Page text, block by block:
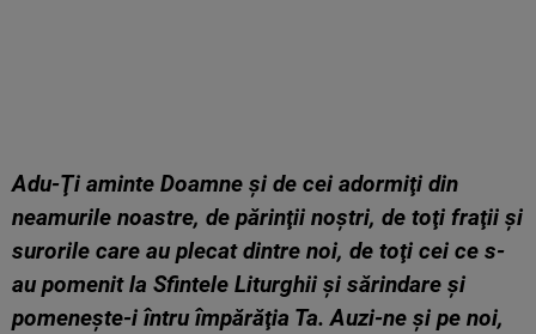
Adu-Ţi aminte Doamne şi de cei adormiţi din
neamurile noastre, de părinţii noştri, de toţi fraţii şi
surorile care au plecat dintre noi, de toţi cei ce s-
au pomenit la Sfintele Liturghii şi sărindare şi
pomeneşte-i întru împărăţia Ta. Auzi-ne şi pe noi,